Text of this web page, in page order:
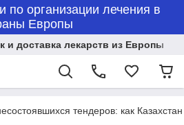
по организации лечения в
Европы
и доставка лекарств из Европы
тендеров: как